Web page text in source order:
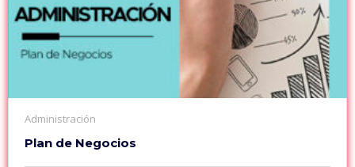
Administración
Plan de Negocios